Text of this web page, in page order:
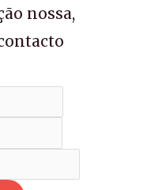
nossa,